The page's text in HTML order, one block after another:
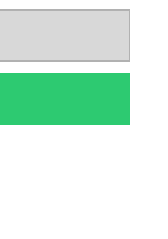
do koszyka